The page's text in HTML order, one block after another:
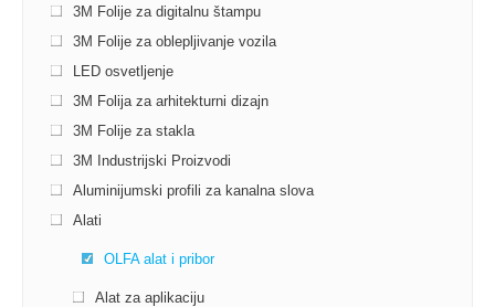
3M Folije za digitalnu štampu
3M Folije za oblepljivanje vozila
LED osvetljenje
3M Folija za arhitekturni dizajn
3M Folije za stakla
3M Industrijski Proizvodi
Aluminijumski profili za kanalna slova
Alati
OLFA alat i pribor
Alat za aplikaciju